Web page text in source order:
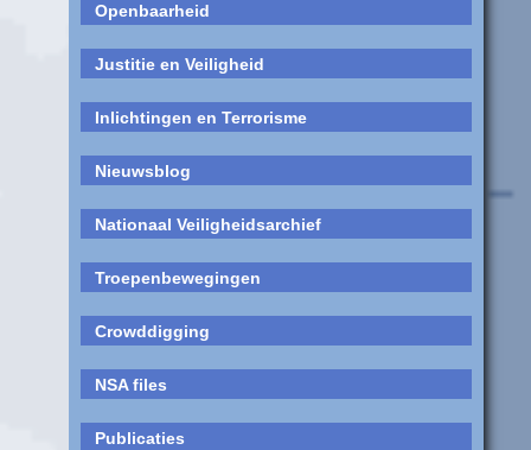
Openbaarheid
Justitie en Veiligheid
Inlichtingen en Terrorisme
Nieuwsblog
Nationaal Veiligheidsarchief
Troepenbewegingen
Crowddigging
NSA files
Publicaties